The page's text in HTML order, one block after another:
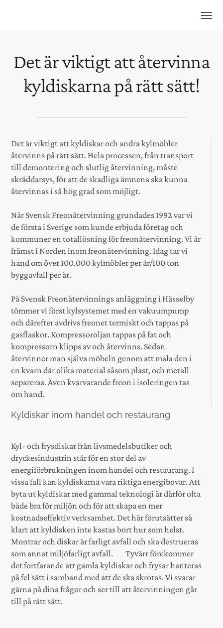
Det är viktigt att återvinna
kyldiskarna på rätt sätt!
Det är viktigt att kyldiskar och andra kylmöbler
återvinns på rätt sätt. Hela processen, från transport
till demontering och slutlig återvinning, måste
skräddarsys, för att de skadliga ämnena ska kunna
återvinnas i så hög grad som möjligt.
När Svensk Freonåtervinning grundades 1992 var vi
de första i Sverige som kunde erbjuda företag och
kommuner en totallösning för freonåtervinning. Vi är
främst i Norden inom freonåtervinning. Idag tar vi
hand om över 100.000 kylmöbler per år/100 ton
byggavfall per år.
På Svensk Freonåtervinnings anläggning i Hässelby
tömmer vi först kylsystemet med en vakuumpump
och därefter avdrivs freonet termiskt och tappas på
gasflaskor. Kompressoroljan tappas på fat och
kompressorn klipps av och återvinns. Sedan
återvinner man själva möbeln genom att mala den i
en kvarn där olika material såsom plast, och metall
separeras. Även kvarvarande freon i isoleringen tas
om hand.
Kyldiskar inom handel och restaurang
Kyl- och frysdiskar från livsmedelsbutiker och
dryckesindustrin står för en stor del av
energiförbrukningen inom handel och restaurang. I
vissa fall kan kyldiskarna vara riktiga energibovar. Att
byta ut kyldiskar med gammal teknologi är därför ofta
både bra för miljön och för att skapa en mer
kostnadseffektiv verksamhet. Det här förutsätter så
klart att kyldisken inte kastas bort hur som helst.
Montrar och diskar är farligt avfall och ska destrueras
som annat miljöfarligt avfall. Tyvärr förekommer
det fortfarande att gamla kyldiskar och frysar hanteras
på fel sätt i samband med att de ska skrotas. Vi svarar
gärna på dina frågor och ser till att återvinningen går
till på rätt sätt.